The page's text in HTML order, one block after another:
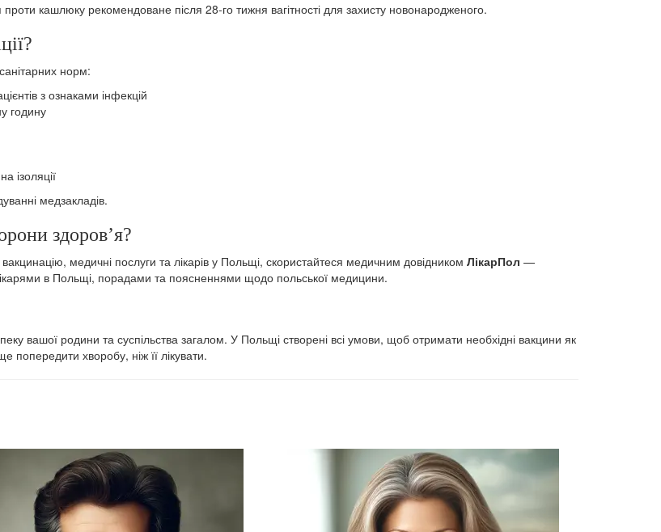
кашлюку рекомендоване після 28-го тижня вагітності для захисту новонародженого.
норм:
з ознаками інфекцій
годину
ізоляції
медзакладів.
здоров’я?
медичні послуги та лікарів у Польщі, скористайтеся медичним довідником ЛікарПол —
в Польщі, порадами та поясненнями щодо польської медицини.
вашої родини та суспільства загалом. У Польщі створені всі умови, щоб отримати необхідні вакцини як
попередити хворобу, ніж її лікувати.